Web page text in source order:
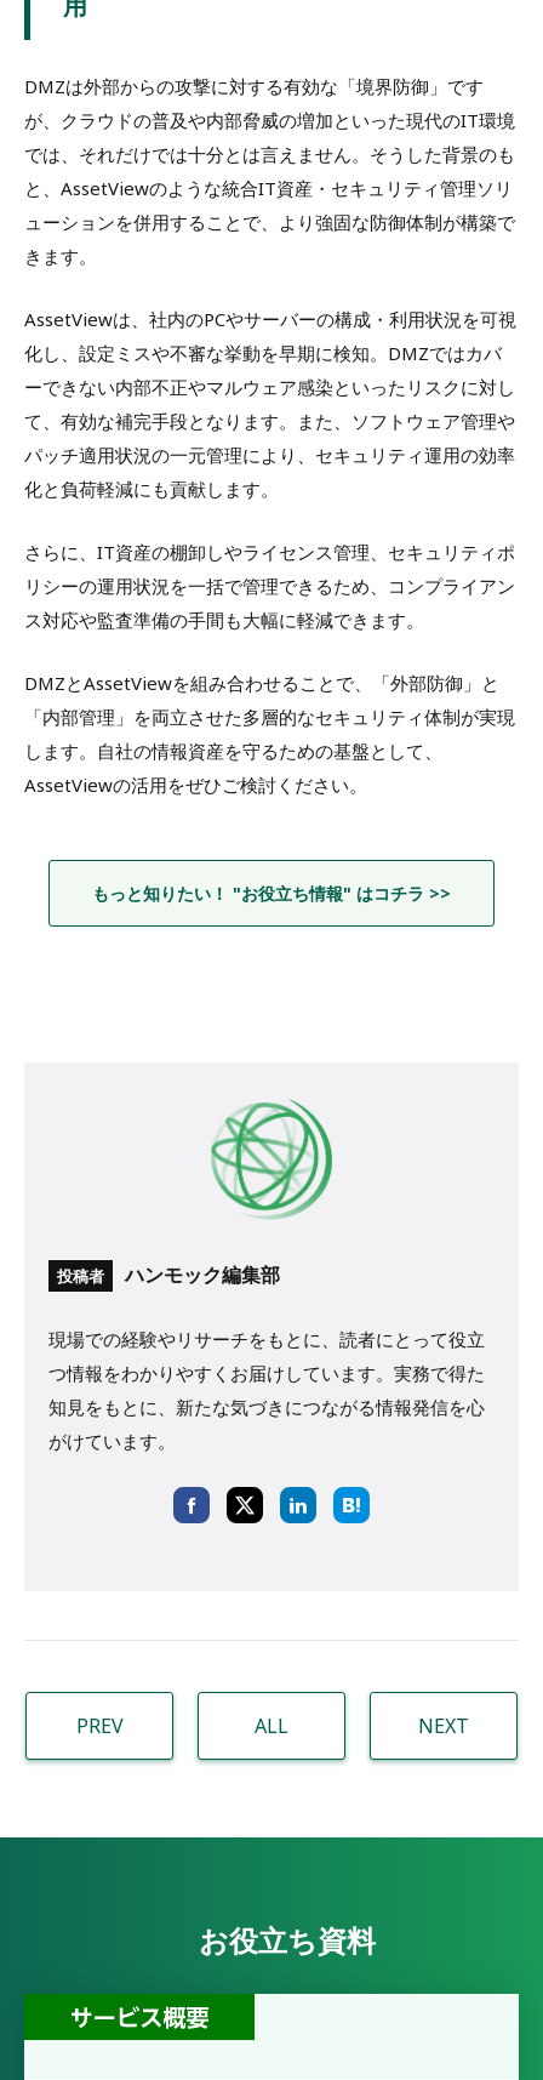
DMZは外部からの攻撃に対する有効な「境界防御」です
が、クラウドの普及や内部脅威の増加といった現代のIT環境
では、それだけでは十分とは言えません。そうした背景のも
と、AssetViewのような統合IT資産・セキュリティ管理ソリ
ューションを併用することで、より強固な防御体制が構築で
きます。
AssetViewは、社内のPCやサーバーの構成・利用状況を可視
化し、設定ミスや不審な挙動を早期に検知。DMZではカバ
ーできない内部不正やマルウェア感染といったリスクに対し
て、有効な補完手段となります。また、ソフトウェア管理や
パッチ適用状況の一元管理により、セキュリティ運用の効率
化と負荷軽減にも貢献します。
さらに、IT資産の棚卸しやライセンス管理、セキュリティポ
リシーの運用状況を一括で管理できるため、コンプライアン
ス対応や監査準備の手間も大幅に軽減できます。
DMZとAssetViewを組み合わせることで、「外部防御」と
「内部管理」を両立させた多層的なセキュリティ体制が実現
します。自社の情報資産を守るための基盤として、
AssetViewの活用をぜひご検討ください。
もっと知りたい！ "お役立ち情報" はコチラ >>
投稿者 ハンモック編集部
現場での経験やリサーチをもとに、読者にとって役立
つ情報をわかりやすくお届けしています。実務で得た
知見をもとに、新たな気づきにつながる情報発信を心
がけています。
PREV ALL NEXT
お役立ち資料